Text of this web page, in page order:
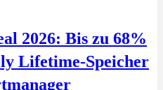
2026: Bis zu 68%
Lifetime-Speicher